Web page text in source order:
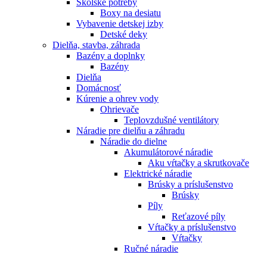
Školské potreby
Boxy na desiatu
Vybavenie detskej izby
Detské deky
Dielňa, stavba, záhrada
Bazény a doplnky
Bazény
Dielňa
Domácnosť
Kúrenie a ohrev vody
Ohrievače
Teplovzdušné ventilátory
Náradie pre dielňu a záhradu
Náradie do dielne
Akumulátorové náradie
Aku vŕtačky a skrutkovače
Elektrické náradie
Brúsky a príslušenstvo
Brúsky
Píly
Reťazové píly
Vŕtačky a príslušenstvo
Vŕtačky
Ručné náradie